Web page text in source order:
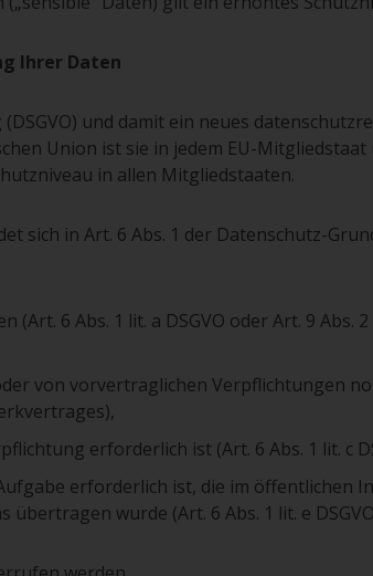
Ihrer Daten
und damit ein neues
Union ist sie in jedem EU-
in allen Mitgliedstaaten.
sich in Art. 6 Abs. 1 der Datenschutz-
6 Abs. 1 lit. a DSGVO oder Art. 9 Abs. 2
von vorvertraglichen Verpflichtungen
erforderlich ist (Art. 6 Abs. 1 lit. c
erforderlich ist, die im öffentlichen
wurde (Art. 6 Abs. 1 lit. e